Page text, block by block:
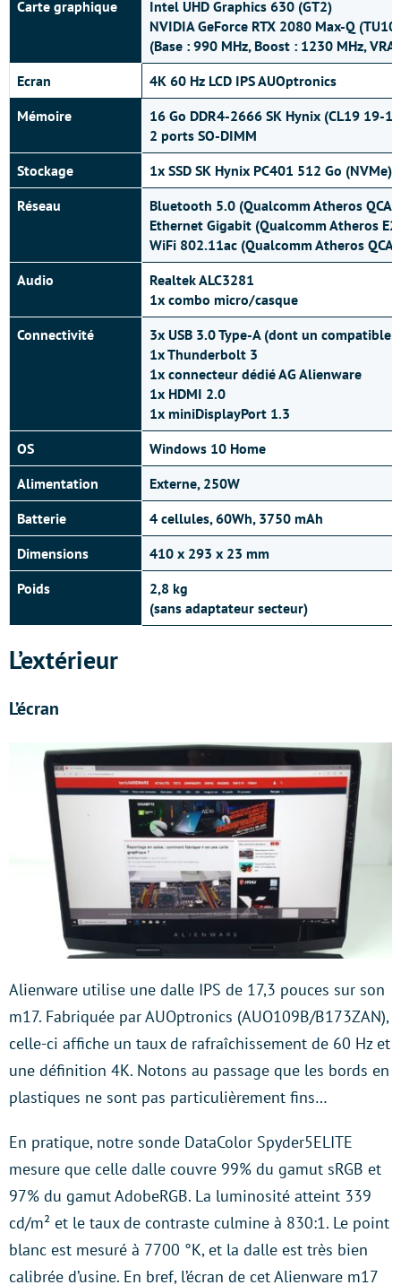
Carte graphique
Intel UHD Graphics 630 (GT2)
NVIDIA GeForce RTX 2080 Max-Q
(Base : 990 MHz, Boost : 1230 MHz,
Ecran
4K 60 Hz LCD IPS AUOptronics
Mémoire
16 Go DDR4-2666 SK Hynix (CL19 19-
2 ports SO-DIMM
Stockage
1x SSD SK Hynix PC401 512 Go (NVMe)
Réseau
Bluetooth 5.0 (Qualcomm Atheros
Ethernet Gigabit (Qualcomm Atheros
WiFi 802.11ac (Qualcomm Atheros
Audio
Realtek ALC3281
1x combo micro/casque
Connectivité
3x USB 3.0 Type-A (dont un compatible
1x Thunderbolt 3
1x connecteur dédié AG Alienware
1x HDMI 2.0
1x miniDisplayPort 1.3
OS
Windows 10 Home
Alimentation
Externe, 250W
Batterie
4 cellules, 60Wh, 3750 mAh
Dimensions
410 x 293 x 23 mm
Poids
2,8 kg
(sans adaptateur secteur)
L’extérieur
L’écran
Alienware utilise une dalle IPS de 17,3 pouces sur son
m17. Fabriquée par AUOptronics (AUO109B/B173ZAN),
celle-ci affiche un taux de rafraîchissement de 60 Hz et
une définition 4K. Notons au passage que les bords en
plastiques ne sont pas particulièrement fins…
En pratique, notre sonde DataColor Spyder5ELITE
mesure que celle dalle couvre 99% du gamut sRGB et
97% du gamut AdobeRGB. La luminosité atteint 339
cd/m² et le taux de contraste culmine à 830:1. Le point
blanc est mesuré à 7700 °K, et la dalle est très bien
calibrée d’usine. En bref, l’écran de cet Alienware m17